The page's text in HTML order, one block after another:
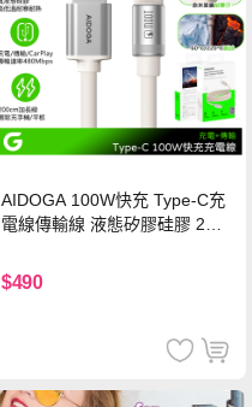
AIDOGA 100W快充 Type-C充
電線傳輸線 液態矽膠硅膠 2M
$490